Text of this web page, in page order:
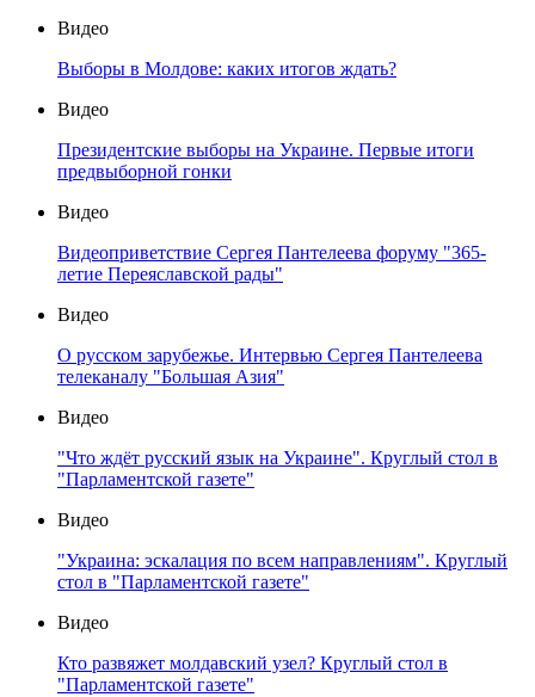
Видео
Выборы в Молдове: каких итогов ждать?
Видео
Президентские выборы на Украине. Первые итоги
предвыборной гонки
Видео
Видеоприветствие Сергея Пантелеева форуму "365-
летие Переяславской рады"
Видео
О русском зарубежье. Интервью Сергея Пантелеева
телеканалу "Большая Азия"
Видео
"Что ждёт русский язык на Украине". Круглый стол в
"Парламентской газете"
Видео
"Украина: эскалация по всем направлениям". Круглый
стол в "Парламентской газете"
Видео
Кто развяжет молдавский узел? Круглый стол в
"Парламентской газете"